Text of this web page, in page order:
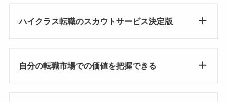
ハイクラス転職のスカウトサービス決定版
自分の転職市場での価値を把握できる